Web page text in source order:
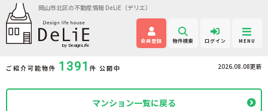
岡山市北区の不動産情報 DeLiE（デリエ）
会員登録 物件検索 ログイン MENU
ご紹介可能物件 1391 件 公開中 2026.08.08更新
マンション一覧に戻る